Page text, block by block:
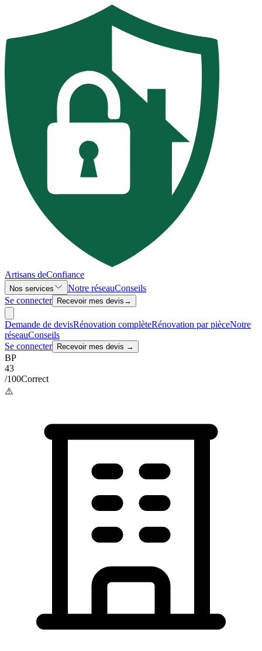
Artisans deConfiance
Nos services Notre réseauConseils
Se connecter
Recevoir mes devis →
Demande de devisRénovation complèteRénovation par pièceNotre
réseauConseils
Se connecter
Recevoir mes devis →
BP
43
/100Correct
⚠️